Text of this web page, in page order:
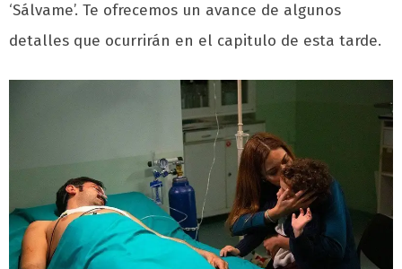
‘Sálvame’. Te ofrecemos un avance de algunos
detalles que ocurrirán en el capitulo de esta tarde.